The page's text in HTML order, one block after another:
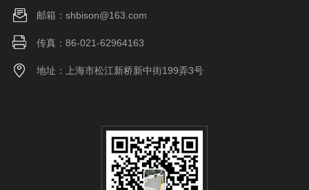
邮箱：shbison@163.com
传真：86-021-62964163
地址：上海市松江新桥新中街199弄3号